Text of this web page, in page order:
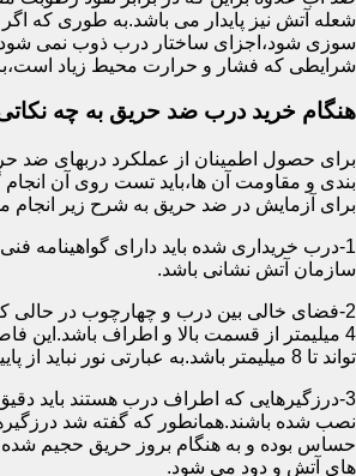
شعله آتش نیز پایدار می باشد.به طوری که
سوزی شود،اجزای ساختار درب ذوب نمی
شرایطی که فشار و حرارت محیط زیاد
هنگام خرید درب ضد حریق به چه نکاتی
برای حصول اطمینان از عملکرد دربهای ضد
برای آزمایش در ضد حریق به شرح زیر انجام
1-درب خریداری شده باید دارای گواهینامه فنی
سازمان آتش نشانی باشد.
2-فضای خالی بین درب و چهارچوب در حالی
4 میلیمتر از قسمت بالا و اطراف باشد.این
تواند تا 8 میلیمتر باشد.به عبارتی نور نباید از پایین درب درز نماید.
3-درزگیرهایی که اطراف درب هستند باید
نصب شده باشند.همانطور که گفته شد
حساس بوده و به هنگام بروز حریق حجیم
های آتش و دود می شود.